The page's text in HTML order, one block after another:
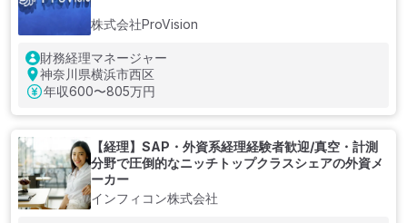
株式会社ProVision
財務経理マネージャー
神奈川県横浜市西区
年収600〜805万円
【経理】SAP・外資系経理経験者歓迎/真空・計測
分野で圧倒的なニッチトップクラスシェアの外資メ
ーカー
インフィコン株式会社